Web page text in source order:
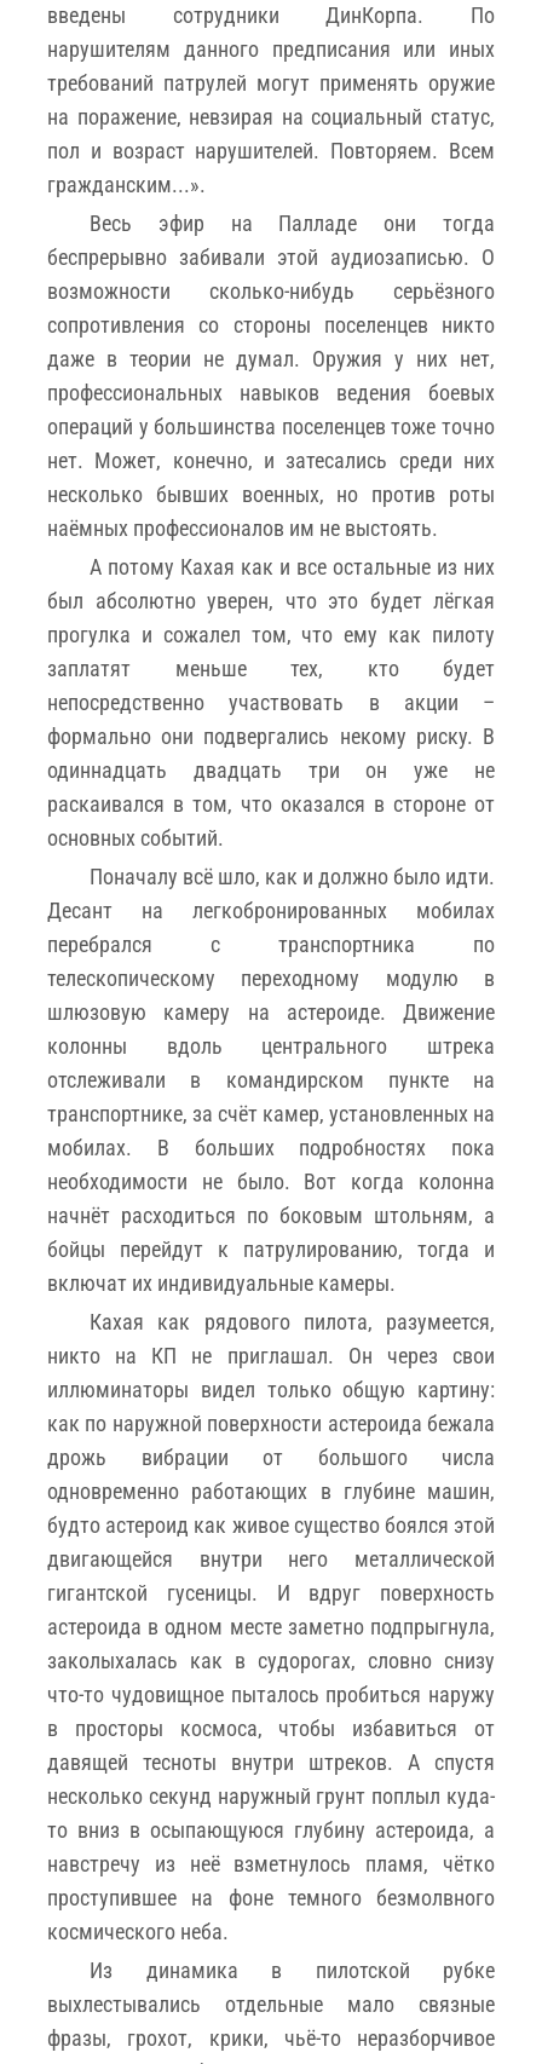
введены сотрудники ДинКорпа. По
нарушителям данного предписания или иных
требований патрулей могут применять оружие
на поражение, невзирая на социальный статус,
пол и возраст нарушителей. Повторяем. Всем
гражданским...».
Весь эфир на Палладе они тогда
беспрерывно забивали этой аудиозаписью. О
возможности сколько-нибудь серьёзного
сопротивления со стороны поселенцев никто
даже в теории не думал. Оружия у них нет,
профессиональных навыков ведения боевых
операций у большинства поселенцев тоже точно
нет. Может, конечно, и затесались среди них
несколько бывших военных, но против роты
наёмных профессионалов им не выстоять.
А потому Кахая как и все остальные из них
был абсолютно уверен, что это будет лёгкая
прогулка и сожалел том, что ему как пилоту
заплатят меньше тех, кто будет
непосредственно участвовать в акции –
формально они подвергались некому риску. В
одиннадцать двадцать три он уже не
раскаивался в том, что оказался в стороне от
основных событий.
Поначалу всё шло, как и должно было идти.
Десант на легкобронированных мобилах
перебрался с транспортника по
телескопическому переходному модулю в
шлюзовую камеру на астероиде. Движение
колонны вдоль центрального штрека
отслеживали в командирском пункте на
транспортнике, за счёт камер, установленных на
мобилах. В больших подробностях пока
необходимости не было. Вот когда колонна
начнёт расходиться по боковым штольням, а
бойцы перейдут к патрулированию, тогда и
включат их индивидуальные камеры.
Кахая как рядового пилота, разумеется,
никто на КП не приглашал. Он через свои
иллюминаторы видел только общую картину:
как по наружной поверхности астероида бежала
дрожь вибрации от большого числа
одновременно работающих в глубине машин,
будто астероид как живое существо боялся этой
двигающейся внутри него металлической
гигантской гусеницы. И вдруг поверхность
астероида в одном месте заметно подпрыгнула,
заколыхалась как в судорогах, словно снизу
что-то чудовищное пыталось пробиться наружу
в просторы космоса, чтобы избавиться от
давящей тесноты внутри штреков. А спустя
несколько секунд наружный грунт поплыл куда-
то вниз в осыпающуюся глубину астероида, а
навстречу из неё взметнулось пламя, чётко
проступившее на фоне темного безмолвного
космического неба.
Из динамика в пилотской рубке
выхлестывались отдельные мало связные
фразы, грохот, крики, чьё-то неразборчивое